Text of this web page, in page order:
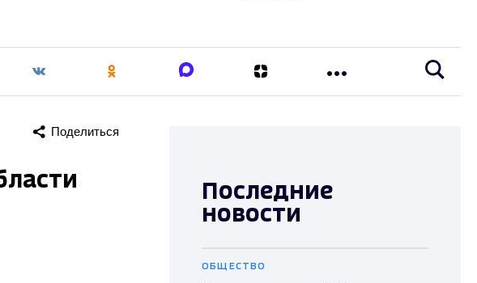
Поделиться
Последние
новости
ОБЩЕСТВО